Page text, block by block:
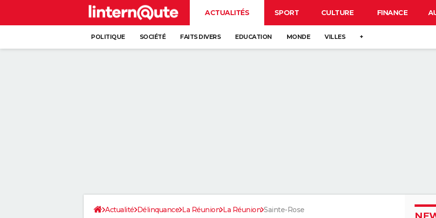
ACTUALITÉS SPORT CULTURE FINANCE
POLITIQUE SOCIÉTÉ FAITS DIVERS EDUCATION MONDE VILLES +
Actualité Délinquance La Réunion La Réunion Sainte-Rose